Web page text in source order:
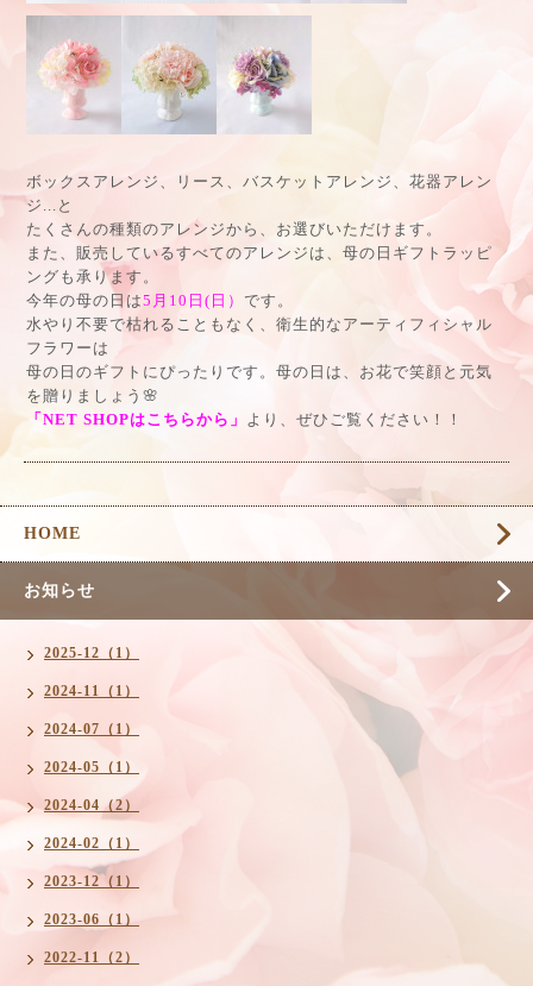
ボックスアレンジ、リース、バスケットアレンジ、花器アレン
ジ...と
たくさんの種類のアレンジから、お選びいただけます。
また、販売しているすべてのアレンジは、母の日ギフトラッピ
ングも承ります。
今年の母の日は5月10日(日） です。
水やり不要で枯れることもなく、衛生的なアーティフィシャル
フラワーは
母の日のギフトにぴったりです。母の日は、お花で笑顔と元気
を贈りましょう🌸
「NET SHOPはこちらから」 より、ぜひご覧ください！！
HOME
お知らせ
2025-12（1）
2024-11（1）
2024-07（1）
2024-05（1）
2024-04（2）
2024-02（1）
2023-12（1）
2023-06（1）
2022-11（2）